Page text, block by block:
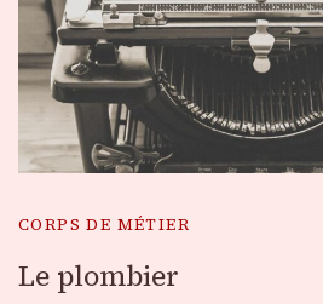
CORPS DE MÉTIER
Le plombier